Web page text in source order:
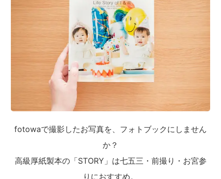
fotowaで撮影したお写真を、フォトブックにしません
か？
高級厚紙製本の「STORY」は七五三・前撮り・お宮参
りにおすすめ。